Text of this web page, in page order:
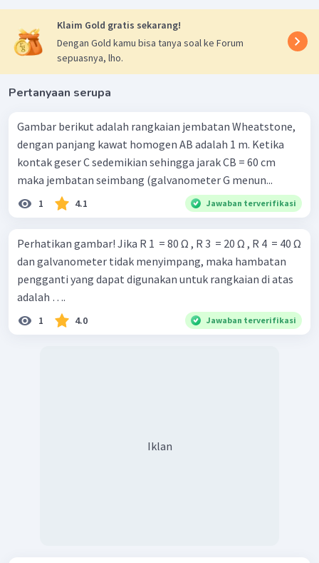
Klaim Gold gratis sekarang!
Dengan Gold kamu bisa tanya soal ke Forum
sepuasnya, lho.
Pertanyaan serupa
Gambar berikut adalah rangkaian jembatan Wheatstone,
dengan panjang kawat homogen AB adalah 1 m. Ketika
kontak geser C sedemikian sehingga jarak CB = 60 cm
maka jembatan seimbang (galvanometer G menun...
1 4.1 Jawaban terverifikasi
Perhatikan gambar! Jika R 1 ​ = 80 Ω , R 3 ​ = 20 Ω , R 4 ​ = 40 Ω
dan galvanometer tidak menyimpang, maka hambatan
pengganti yang dapat digunakan untuk rangkaian di atas
adalah ….
1 4.0 Jawaban terverifikasi
Iklan